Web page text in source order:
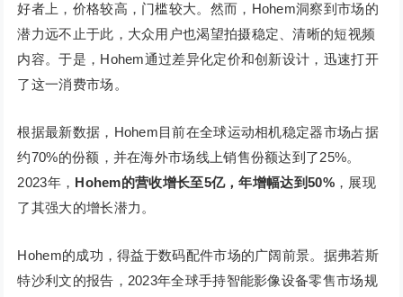
好者上，价格较高，门槛较大。然而，Hohem洞察到市场的
潜力远不止于此，大众用户也渴望拍摄稳定、清晰的短视频
内容。于是，Hohem通过差异化定价和创新设计，迅速打开
了这一消费市场。
根据最新数据，Hohem目前在全球运动相机稳定器市场占据
约70%的份额，并在海外市场线上销售份额达到了25%。
2023年， Hohem的营收增长至5亿，年增幅达到50%，展现
了其强大的增长潜力。
Hohem的成功，得益于数码配件市场的广阔前景。据弗若斯
特沙利文的报告，2023年全球手持智能影像设备零售市场规